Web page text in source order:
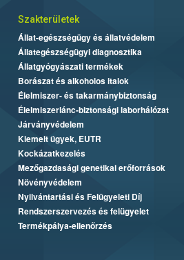
Szakterületek
Állat-egészségügy és állatvédelem
Állategészségügyi diagnosztika
Állatgyógyászati termékek
Borászat és alkoholos italok
Élelmiszer- és takarmánybiztonság
Élelmiszerlánc-biztonsági laborhálózat
Járványvédelem
Kiemelt ügyek, EUTR
Kockázatkezelés
Mezőgazdasági genetikai erőforrások
Növényvédelem
Nyilvántartási és Felügyeleti Díj
Rendszerszervezés és felügyelet
Termékpálya-ellenőrzés